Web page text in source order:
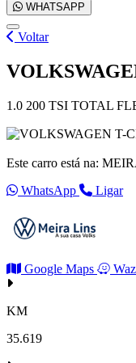
WHATSAPP
Voltar
1.0 200 TSI TOTAL
Este carro está na:
WhatsApp
Ligar
Google Maps
KM
35.619